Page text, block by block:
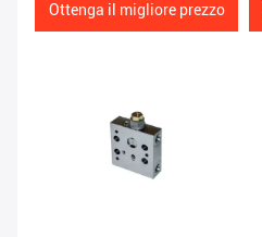
Ottenga il migliore prezzo